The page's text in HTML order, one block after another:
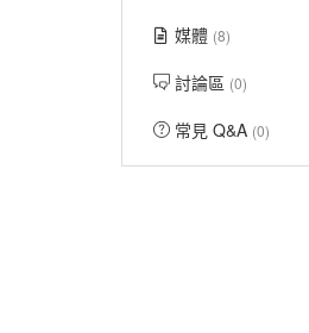
媒體 (8)
討論區 (0)
常見 Q&A (0)